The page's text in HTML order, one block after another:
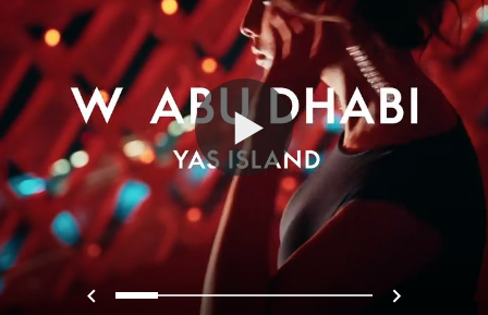
上一页
0 1 2 3 4 5 下一页